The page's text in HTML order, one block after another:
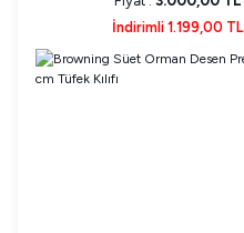
İndirimli 1.199,00 TL